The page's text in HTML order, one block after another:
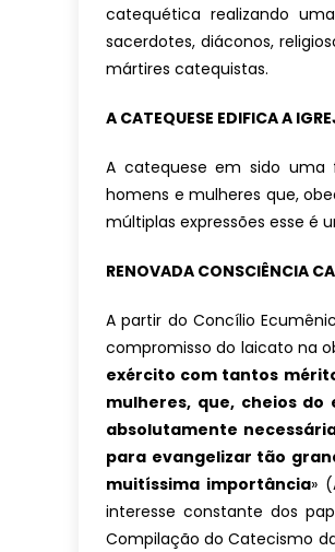
catequética realizando
sacerdotes, diáconos,
mártires catequistas.
A CATEQUESE EDIFICA A
A catequese em sido uma
homens e mulheres que,
múltiplas expressões esse é
RENOVADA CONSCIÊNCIA
A partir do Concílio
compromisso do laicato na
exército com tantos
mulheres, que, cheios
absolutamente
para evangelizar tão
muitíssima importância»
interesse constante dos
Compilação do Catecismo